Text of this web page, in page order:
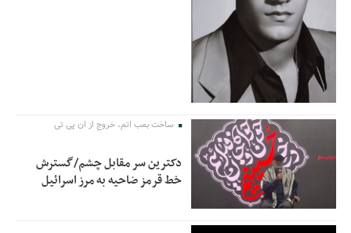
ساخت بمب اتم، خروج از ان پی تی
دکترین سر مقابل چشم/گسترش
خط قرمز ضاحیه به مرز اسرائیل